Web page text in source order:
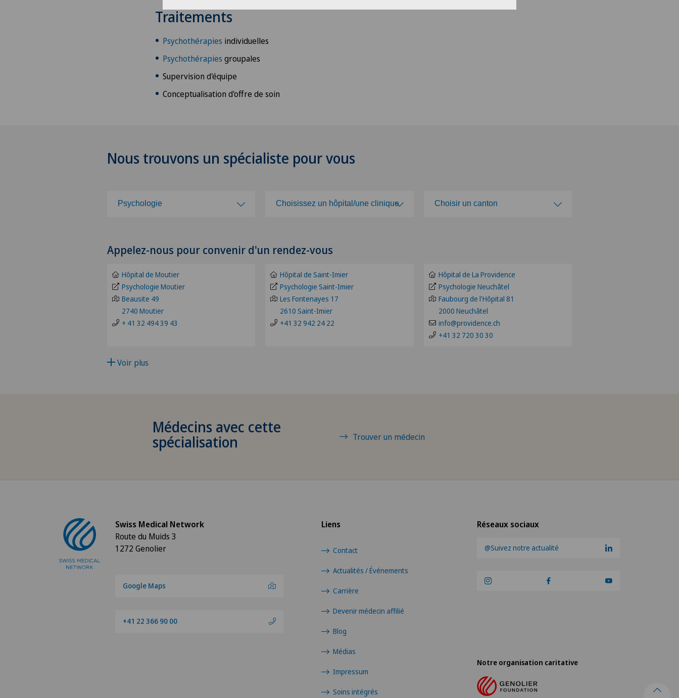
Traitements
Psychothérapies individuelles
Psychothérapies groupales
Supervision d'équipe
Conceptualisation d'offre de soin
Nous trouvons un spécialiste pour vous
Psychologie
Acromioplastie
Activité physique adaptée
Acupuncture
Alter G
Anesthésiologie
Angiographie
Arthroscopie de l'épaule
Arthrose de la cheville
Choisissez un hôpital/une clinique
Clinique de Genolier
Clinique de Montchoisi
Clinique de Valère
Patients internationaux
Choisir un canton
BE
BS
FR
Appelez-nous pour convenir d'un rendez-vous
Hôpital de Moutier
Psychologie Moutier
Beausite 49
2740 Moutier
+ 41 32 494 39 43
Hôpital de Saint-Imier
Psychologie Saint-Imier
Les Fontenayes 17
2610 Saint-Imier
+41 32 942 24 22
Hôpital de La Providence
Psychologie Neuchâtel
Faubourg de l'Hôpital 81
2000 Neuchâtel
info@providence.ch
+41 32 720 30 30
Voir plus
Médecins avec cette
spécialisation Trouver un médecin
Réseaux sociaux
@Suivez notre actualité
Liens
Contact
Actualités / Événements
Carrière
Devenir médecin affilié
Blog
Médias
Impressum
Soins intégrés
Swiss Medical Network
Route du Muids 3
1272 Genolier
Google Maps
+41 22 366 90 00
Notre organisation caritative